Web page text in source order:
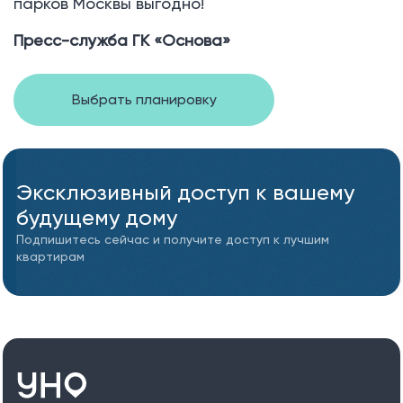
Пресс-служба ГК «Основа»
Выбрать планировку
Эксклюзивный доступ к вашему
будущему дому
Подпишитесь сейчас и получите доступ к лучшим
квартирам